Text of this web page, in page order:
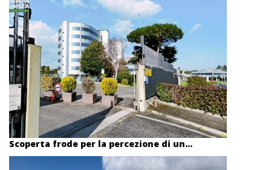
Scoperta frode per la percezione di un...